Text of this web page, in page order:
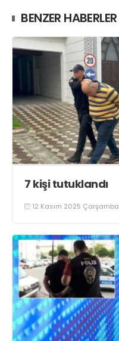
BENZER HABERLER
7 kişi tutuklandı
12 Kasım 2025 Çarşamba